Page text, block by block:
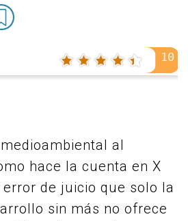
10
al
hace la cuenta en X
de juicio que solo la
sin más no ofrece